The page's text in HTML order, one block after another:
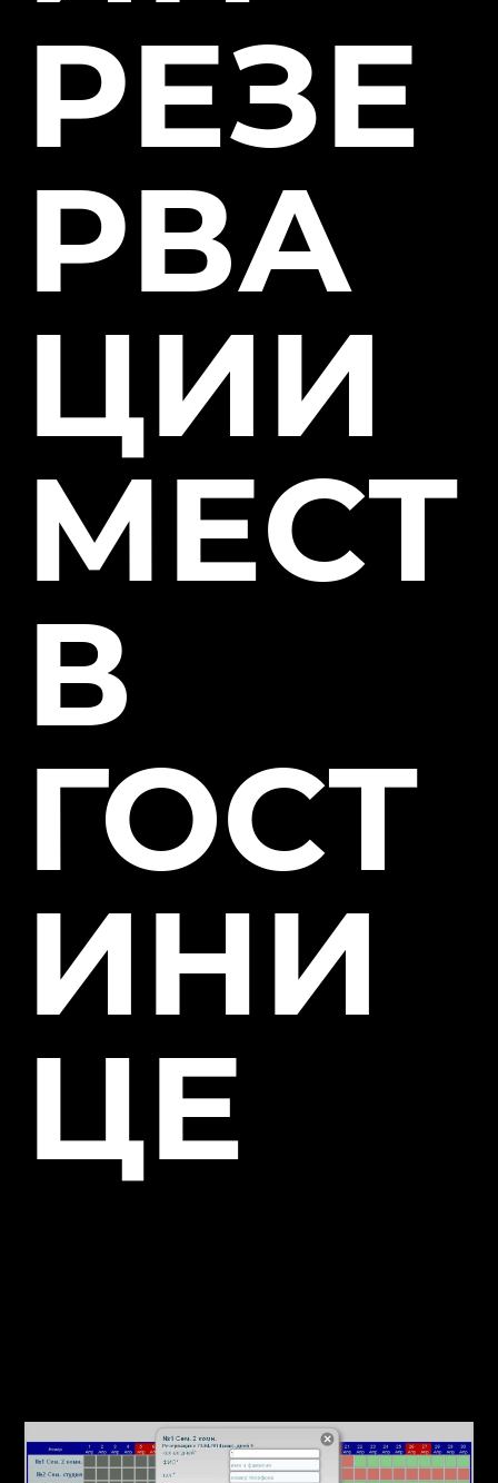
РЕЗЕ
РВА
ЦИИ
МЕСТ
В
ГОСТ
ИНИ
ЦЕ